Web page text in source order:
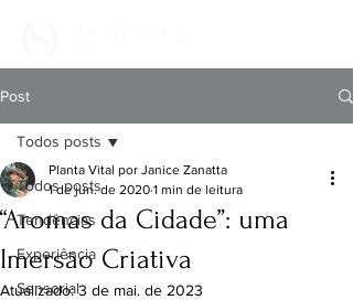
Post
Todos posts
Tendências
Experiência
Sensorial
Todos posts
“Aromas da Cidade”: uma
Imersão Criativa
Planta Vital por Janice Zanatta
1 de jun. de 2020 1 min de leitura
Atualizado:3 de mai. de 2023